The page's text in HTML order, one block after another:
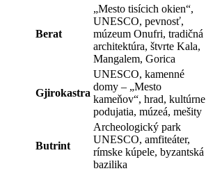
Berat
„Mesto tisícich okien“,
UNESCO, pevnosť,
múzeum Onufri, tradičná
architektúra, štvrte Kala,
Mangalem, Gorica
Gjirokastra
UNESCO, kamenné
domy – „Mesto
kameňov“, hrad, kultúrne
podujatia, múzeá, mešity
Butrint
Archeologický park
UNESCO, amfiteáter,
rímske kúpele, byzantská
bazilika